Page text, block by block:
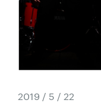
2019 / 5 / 22